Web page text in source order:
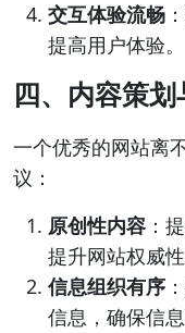
交互体验流畅
提高用户体验。
四、内容策
一个优秀的网站离
议：
原创性内容 ：
提升网站权威性
信息组织有序
信息，确保信